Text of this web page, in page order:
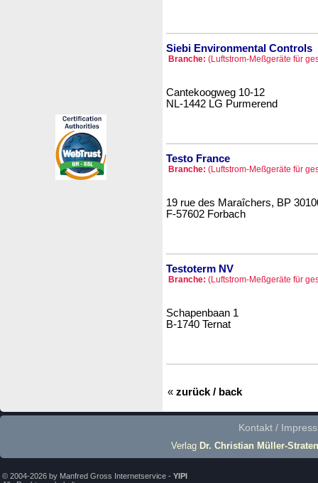
Siebi Environmental Controls
Branche: (Luftstrom-Meßgeräte für
Cantekoogweg 10-12
NL-1442 LG Purmerend
Testo France
Branche: (Luftstrom-Meßgeräte für
19 rue des Maraîchers, BP
F-57602 Forbach
Testoterm NV
Branche: (Luftstrom-Meßgeräte für
Schapenbaan 1
B-1740 Ternat
« zurück / back
Kontakt /
Verlag Dr. Christian Müller-Straten
© 2004-2026 by Manfred Gross Internetservice - YIPI